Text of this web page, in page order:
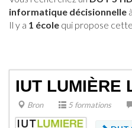
informatique décisionnelle à
Il y a 1 école qui propose
IUT LUMIÈRE
Bron 5 formations